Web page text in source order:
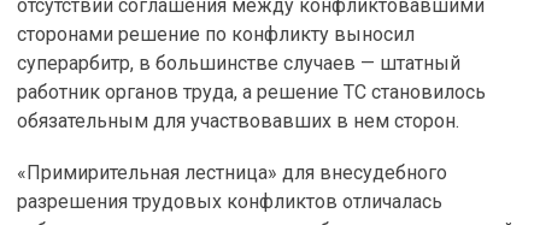
отсутствии соглашения между конфликтовавшими
сторонами решение по конфликту выносил
суперарбитр, в большинстве случаев — штатный
работник органов труда, а решение ТС становилось
обязательным для участвовавших в нем сторон.
«Примирительная лестница» для внесудебного
разрешения трудовых конфликтов отличалась